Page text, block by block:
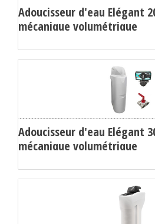
Adoucisseur d'eau Elégant
mécanique volumétrique
Adoucisseur d'eau Elégant
mécanique volumétrique